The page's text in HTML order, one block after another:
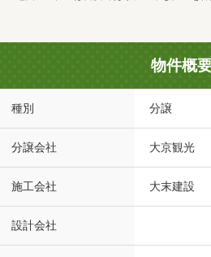
物件概
種別 分譲
分譲会社 大京観光
施工会社 大末建設
設計会社